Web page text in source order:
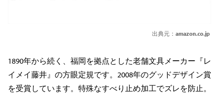
出典元： amazon.co.jp
1890年から続く、福岡を拠点とした老舗文具メーカー『レ
イメイ藤井』の方眼定規です。2008年のグッドデザイン賞
を受賞しています。特殊なすべり止め加工でズレを防止。